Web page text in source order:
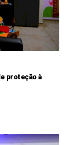
proteção à